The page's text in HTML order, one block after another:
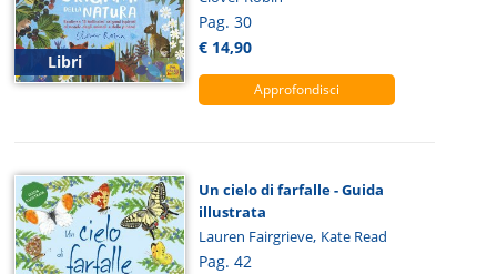
Libri
Pag. 30
€ 14,90
Approfondisci
Un cielo di farfalle - Guida
illustrata
Lauren Fairgrieve, Kate Read
Pag. 42